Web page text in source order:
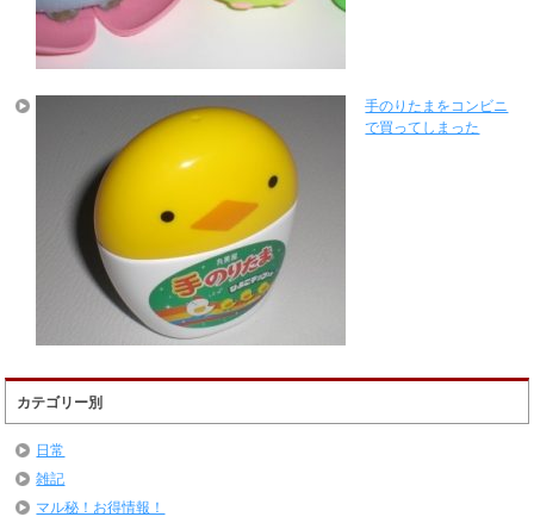
手のりたまをコンビニ
で買ってしまった
カテゴリー別
日常
雑記
マル秘！お得情報！